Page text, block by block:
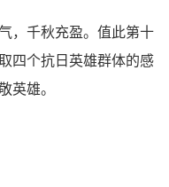
，千秋充盈。值此第十
四个抗日英雄群体的感
英雄。